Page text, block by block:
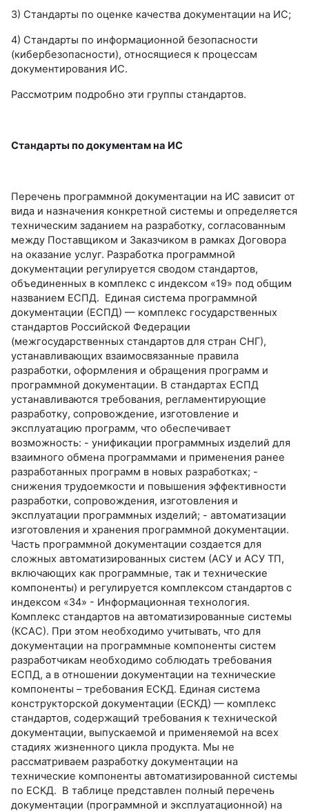
3) Стандарты по оценке качества документации на ИС;
4) Стандарты по информационной безопасности
(кибербезопасности), относящиеся к процессам
документирования ИС.
Рассмотрим подробно эти группы стандартов.
Стандарты по документам на ИС
Перечень программной документации на ИС зависит от
вида и назначения конкретной системы и определяется
техническим заданием на разработку, согласованным
между Поставщиком и Заказчиком в рамках Договора
на оказание услуг. Разработка программной
документации регулируется сводом стандартов,
объединенных в комплекс с индексом «19» под общим
названием ЕСПД. Единая система программной
документации (ЕСПД) — комплекс государственных
стандартов Российской Федерации
(межгосударственных стандартов для стран СНГ),
устанавливающих взаимосвязанные правила
разработки, оформления и обращения программ и
программной документации. В стандартах ЕСПД
устанавливаются требования, регламентирующие
разработку, сопровождение, изготовление и
эксплуатацию программ, что обеспечивает
возможность: - унификации программных изделий для
взаимного обмена программами и применения ранее
разработанных программ в новых разработках; -
снижения трудоемкости и повышения эффективности
разработки, сопровождения, изготовления и
эксплуатации программных изделий; - автоматизации
изготовления и хранения программной документации.
Часть программной документации создается для
сложных автоматизированных систем (АСУ и АСУ ТП,
включающих как программные, так и технические
компоненты) и регулируется комплексом стандартов с
индексом «34» - Информационная технология.
Комплекс стандартов на автоматизированные системы
(КСАС). При этом необходимо учитывать, что для
документации на программные компоненты систем
разработчикам необходимо соблюдать требования
ЕСПД, а в отношении документации на технические
компоненты – требования ЕСКД. Единая система
конструкторской документации (ЕСКД) — комплекс
стандартов, содержащий требования к технической
документации, выпускаемой и применяемой на всех
стадиях жизненного цикла продукта. Мы не
рассматриваем разработку документации на
технические компоненты автоматизированной системы
по ЕСКД. В таблице представлен полный перечень
документации (программной и эксплуатационной) на